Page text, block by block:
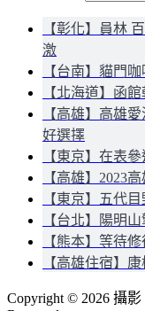
【彰化】員林
激
【台南】貓門
【北海道】函
【高雄】高雄
好選擇
【東京】在表
【高雄】2023
【東京】五代
【台北】陽明
【熊本】等待
【高雄住宿】
Copyright © 2026 攝